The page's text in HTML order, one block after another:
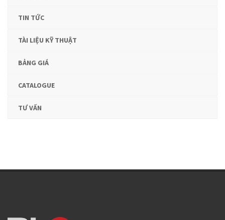
TIN TỨC
TÀI LIỆU KỸ THUẬT
BẢNG GIÁ
CATALOGUE
TƯ VẤN